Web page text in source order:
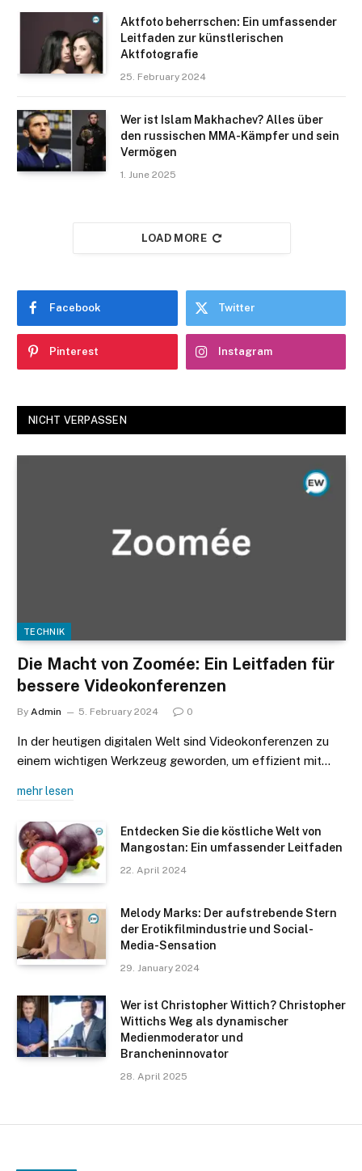
Aktfoto beherrschen: Ein umfassender
Leitfaden zur künstlerischen
Aktfotografie
25. February 2024
Wer ist Islam Makhachev? Alles über
den russischen MMA-Kämpfer und sein
Vermögen
1. June 2025
LOAD MORE
Facebook Twitter
Pinterest Instagram
NICHT VERPASSEN
TECHNIK
Die Macht von Zoomée: Ein Leitfaden für
bessere Videokonferenzen
By Admin 5. February 2024 0
In der heutigen digitalen Welt sind Videokonferenzen zu
einem wichtigen Werkzeug geworden, um effizient mit…
mehr lesen
Entdecken Sie die köstliche Welt von
Mangostan: Ein umfassender Leitfaden
22. April 2024
Melody Marks: Der aufstrebende Stern
der Erotikfilmindustrie und Social-
Media-Sensation
29. January 2024
Wer ist Christopher Wittich? Christopher
Wittichs Weg als dynamischer
Medienmoderator und
Brancheninnovator
28. April 2025